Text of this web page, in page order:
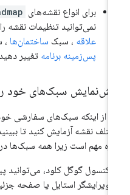
برای انواع نقشه‌های
نمی‌توانید تنظیمات نقشه را
علاقه، سبکساختمان‌ها،
پس‌زمینه برنامهتغییر دهید.
سبک‌های خود را
از اینکه سبک‌های سفارشی خود را
نقشه آزمایش کنید تا ببینید
مهم است زیرا همه سبک‌ها در
کنسول گوگل کلود، می‌توانید
ویرایشگر استایل یا صفحه